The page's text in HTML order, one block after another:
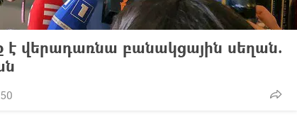
վերադառնա բանակցային սեղան.